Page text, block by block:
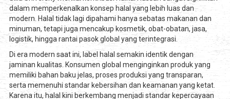
dalam memperkenalkan konsep halal yang lebih luas dan
modern. Halal tidak lagi dipahami hanya sebatas makanan dan
minuman, tetapi juga mencakup kosmetik, obat-obatan, jasa,
logistik, hingga rantai pasok global yang terintegrasi.
Di era modern saat ini, label halal semakin identik dengan
jaminan kualitas. Konsumen global menginginkan produk yang
memiliki bahan baku jelas, proses produksi yang transparan,
serta memenuhi standar kebersihan dan keamanan yang ketat.
Karena itu, halal kini berkembang menjadi standar kepercayaan